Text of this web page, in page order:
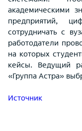
академическими
предприятий,
сотрудничать с
работодатели
на которых
кейсы. Ведущий
«Группа Астра»
Источник